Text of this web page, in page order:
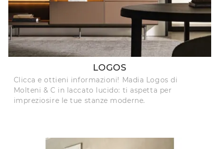
LOGOS
Clicca e ottieni informazioni! Madia Logos di
Molteni & C in laccato lucido: ti aspetta per
impreziosire le tue stanze moderne.